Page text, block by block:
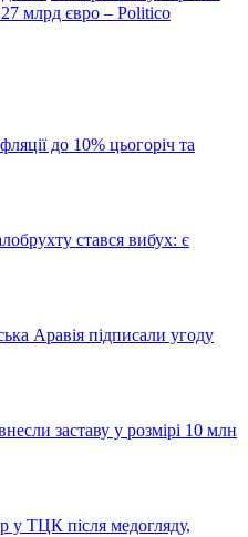
млрд євро – Politico
до 10% цьогоріч та
стався вибух: є
Аравія підписали угоду
заставу у розмірі 10 млн
ТЦК після медогляду,